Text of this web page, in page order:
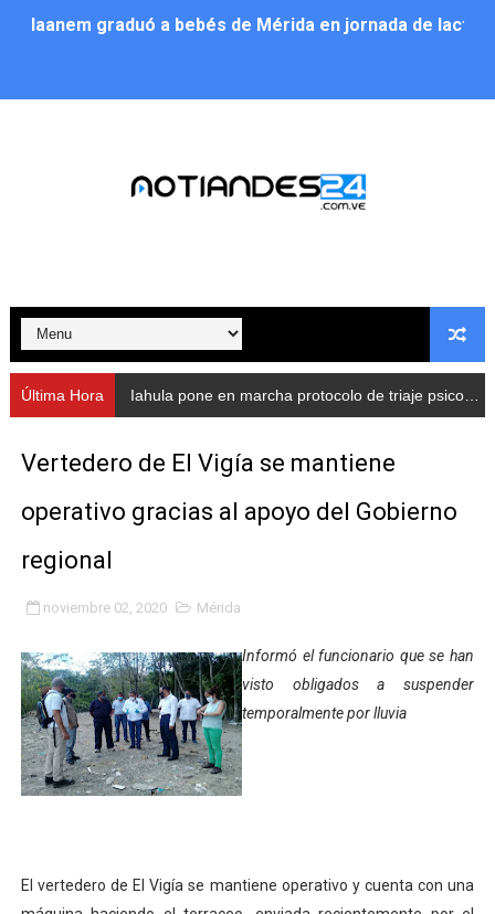
Iaanem graduó a bebés de Mérida en jornada de
Alcalde Nelson Álvarez llevó jornada recreativa a la
Nevado Gas optimiza servicio residencial en la
Balance semestral impulsa inclusión y atención a
Plan Vacacional Comunitario “Ríe 2026” recorre las
Alcaldía del Municipio Libertador realizó una jornada
Fundacite Mérida dicta taller gratuito de electrónica
INN-Mérida celebró el Lacto grado para promover el
Impulsan plan estratégico de seguridad ciudadana
Mérida impulsa desarrollo económico con taller de
Fomficc consolida alianzas e impulsa la economía
Niños de Estudiantes de Mérida sembraron 110
Última Hora Iahula pone en marcha protocolo de triaje psicosocial para atender a rescatistas
Vertedero de El Vigía se mantiene
operativo gracias al apoyo del Gobierno
regional
noviembre 02, 2020 Mérida
Informó el funcionario que se han
visto obligados a suspender
temporalmente por lluvia
El vertedero de El Vigía se mantiene operativo y cuenta con una